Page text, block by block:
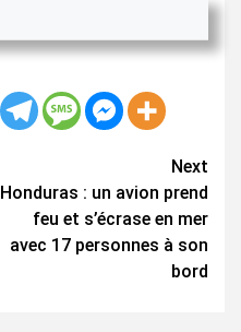
Next
Honduras : un avion prend
feu et s’écrase en mer
avec 17 personnes à son
bord